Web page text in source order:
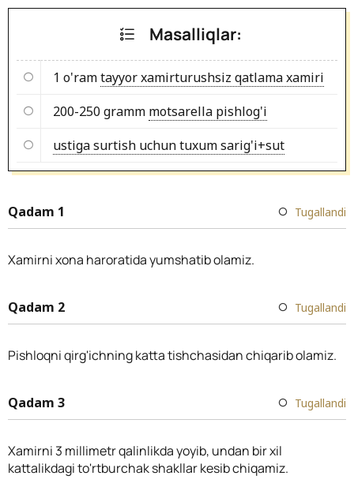
Masalliqlar:
1 o'ramtayyor xamirturushsiz qatlama xamiri
200-250 gramm motsarella pishlog'i
ustiga surtish uchun tuxum sarig'i+sut
Qadam 1 Tugallandi
Xamirni xona haroratida yumshatib olamiz.
Qadam 2 Tugallandi
Pishloqni qirg'ichning katta tishchasidan chiqarib olamiz.
Qadam 3 Tugallandi
Xamirni 3 millimetr qalinlikda yoyib, undan bir xil
kattalikdagi to'rtburchak shakllar kesib chiqamiz.